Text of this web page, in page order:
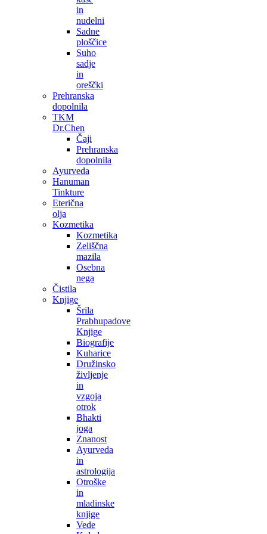
in
nudelni
Sadne
ploščice
Suho
sadje
in
oreščki
Prehranska
dopolnila
TKM
Dr.Chen
Čaji
Prehranska
dopolnila
Ayurveda
Hanuman
Tinkture
Eterična
olja
Kozmetika
Kozmetika
Zeliščna
mazila
Osebna
nega
Čistila
Knjige
Šrila
Prabhupadove
Knjige
Biografije
Kuharice
Družinsko
življenje
in
vzgoja
otrok
Bhakti
joga
Znanost
Ayurveda
in
astrologija
Otroške
in
mladinske
knjige
Vede